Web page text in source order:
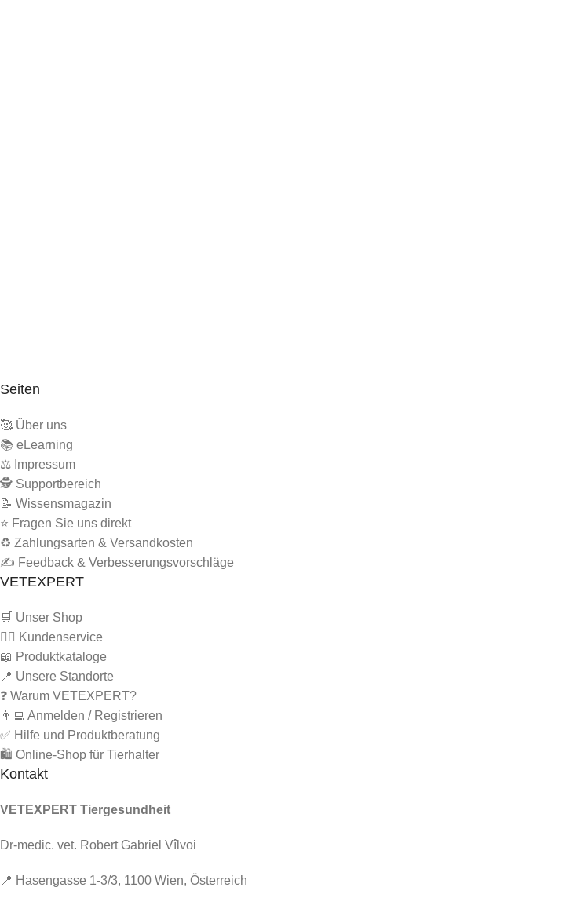
Seiten
🥰 Über uns
📚 eLearning
⚖️ Impressum
🕵 Supportbereich
📝 Wissensmagazin
⭐ Fragen Sie uns direkt
♻️ Zahlungsarten & Versandkosten
✍️ Feedback & Verbesserungsvorschläge
VETEXPERT
🛒 Unser Shop
🙋‍♂️ Kundenservice
📖 Produktkataloge
📍 Unsere Standorte
❓ Warum VETEXPERT?
👨‍💻 Anmelden / Registrieren
✅ Hilfe und Produktberatung
🛍️ Online-Shop für Tierhalter
Kontakt
VETEXPERT Tiergesundheit
Dr-medic. vet. Robert Gabriel Vîlvoi
📍 Hasengasse 1-3/3, 1100 Wien, Österreich